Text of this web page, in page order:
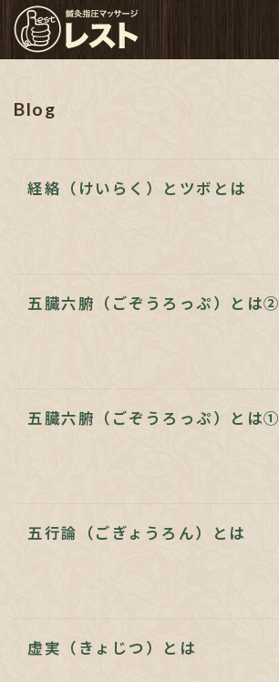
Blog
経絡（けいらく）とツボとは
五臓六腑（ごぞうろっぷ）とは②
五臓六腑（ごぞうろっぷ）とは①
五行論（ごぎょうろん）とは
虚実（きょじつ）とは